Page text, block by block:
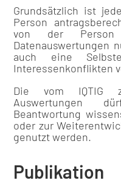
Grundsätzlich ist
Person
von der
Datenauswertungen
auch eine
Interessenkonflikten
Die vom IQTIG
Auswertungen
Beantwortung
oder zur
genutzt werden.
Publikation